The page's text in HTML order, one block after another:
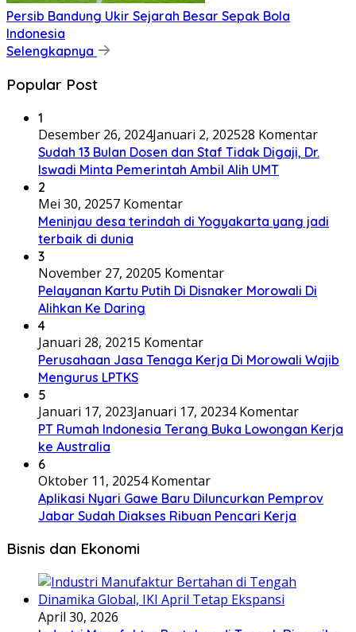
Persib Bandung Ukir Sejarah Besar Sepak Bola
Indonesia
Selengkapnya
Popular Post
1
Desember 26, 2024Januari 2, 202528 Komentar
Sudah 13 Bulan Dosen dan Staf Tidak Digaji, Dr.
Iswadi Minta Pemerintah Ambil Alih UMT
2
Mei 30, 20257 Komentar
Meninjau desa terindah di Yogyakarta yang jadi
terbaik di dunia
3
November 27, 20205 Komentar
Pelayanan Kartu Putih Di Disnaker Morowali Di
Alihkan Ke Daring
4
Januari 28, 20215 Komentar
Perusahaan Jasa Tenaga Kerja Di Morowali Wajib
Mengurus LPTKS
5
Januari 17, 2023Januari 17, 20234 Komentar
PT Rumah Indonesia Terang Buka Lowongan Kerja
ke Australia
6
Oktober 11, 20254 Komentar
Aplikasi Nyari Gawe Baru Diluncurkan Pemprov
Jabar Sudah Diakses Ribuan Pencari Kerja
Bisnis dan Ekonomi
April 30, 2026